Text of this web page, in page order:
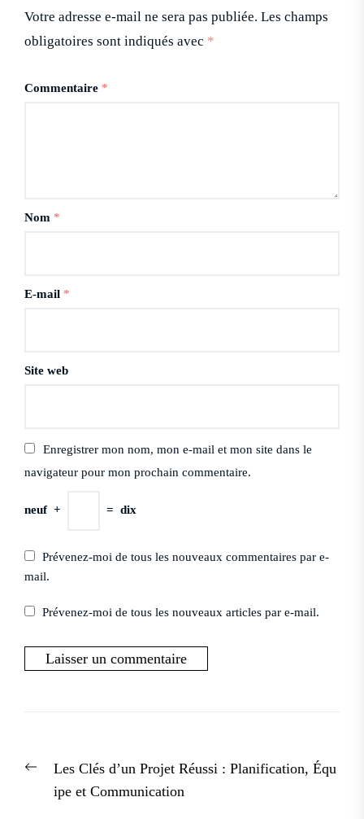
Votre adresse e-mail ne sera pas publiée. Les champs
obligatoires sont indiqués avec *
Commentaire *
Nom *
E-mail *
Site web
Enregistrer mon nom, mon e-mail et mon site dans le
navigateur pour mon prochain commentaire.
neuf + = dix
Prévenez-moi de tous les nouveaux commentaires par e-
mail.
Prévenez-moi de tous les nouveaux articles par e-mail.
de
l’article
PreviousLes Clés d’un Projet Réussi : Planification, Équ
ipe et Communication